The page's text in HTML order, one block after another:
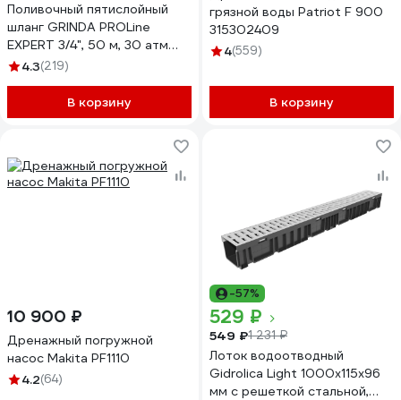
Поливочный пятислойный
шланг GRINDA PROLine
EXPERT 3/4", 50 м, 30 атм
429007-3/4-50
4.3(219)
В корзину
грязной воды Patriot F 900
315302409
4(559)
В корзину
10 900 ₽
Дренажный погружной
насос Makita PF1110
4.2(64)
-57%
529 ₽
549 ₽1 231 ₽
Лоток водоотводный
Gidrolica Light 1000x115x96
мм с решеткой стальной,